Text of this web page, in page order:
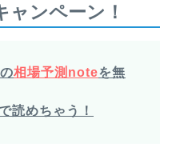
ャンペーン！
相場予測noteを無
読めちゃう！